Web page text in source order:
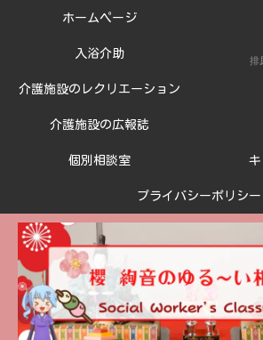
ホームページ
入浴介助
排
介護施設のレクリエーション
介護施設の広報誌
個別相談室
プライバシーポリシー